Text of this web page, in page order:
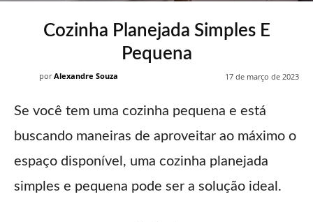
Cozinha Planejada Simples E
Pequena
17 de março de 2023
por Alexandre Souza
Se você tem uma cozinha pequena e está
buscando maneiras de aproveitar ao máximo o
espaço disponível, uma cozinha planejada
simples e pequena pode ser a solução ideal.